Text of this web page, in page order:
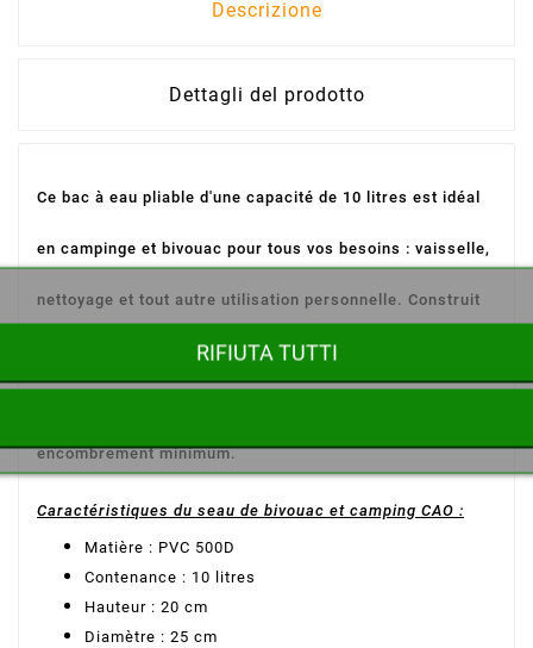
Descrizione
Dettagli del prodotto
Ce bac à eau pliable d'une capacité de 10 litres est idéal
en campinge et bivouac pour tous vos besoins : vaisselle,
nettoyage et tout autre utilisation personnelle. Construit
en PVC léger et durable, ce seau de camping se replie et
encombrement minimum.
Caractéristiques du seau de bivouac et camping CAO :
Matière : PVC 500D
Contenance : 10 litres
Hauteur : 20 cm
Diamètre : 25 cm
RIFIUTA TUTTI